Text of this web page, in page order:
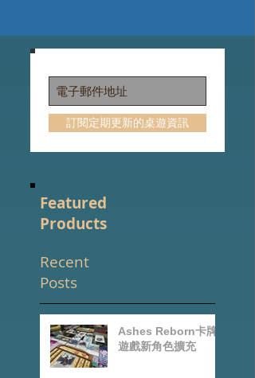
訂閱定期更新的桌遊資訊
Featured
Products
Recent
Posts
Ashes Reborn卡牌
遊戲新角色擴充